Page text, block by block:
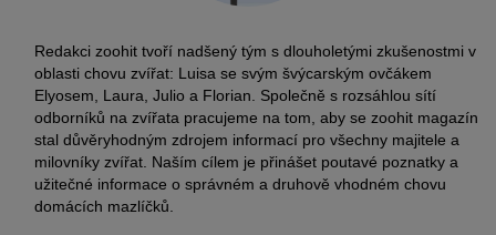
Redakci zoohit tvoří nadšený tým s dlouholetými zkušenostmi v
oblasti chovu zvířat: Luisa se svým švýcarským ovčákem
Elyosem, Laura, Julio a Florian. Společně s rozsáhlou sítí
odborníků na zvířata pracujeme na tom, aby se zoohit magazín
stal důvěryhodným zdrojem informací pro všechny majitele a
milovníky zvířat. Naším cílem je přinášet poutavé poznatky a
užitečné informace o správném a druhově vhodném chovu
domácích mazlíčků.